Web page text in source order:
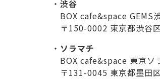
渋谷
BOX cafe&space GEMS
〒150-0002 東京都渋谷
ソラマチ
BOX cafe&space 東京ソ
〒131-0045 東京都墨田